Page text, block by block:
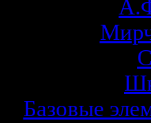
Базовые